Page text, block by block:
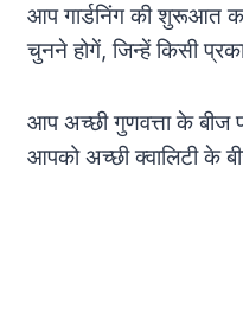
आप गार्डनिंग की शुरूआत
चुनने होगें, जिन्हें किसी
आप अच्छी गुणवत्ता के बीज
आपको अच्छी क्वालिटी के